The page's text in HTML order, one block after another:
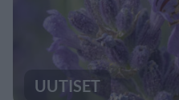
UUTISET